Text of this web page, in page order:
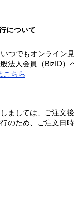
について
つでもオンライン
法人会員（BizID）
こちら
ましては、ご注文
のため、ご注文日